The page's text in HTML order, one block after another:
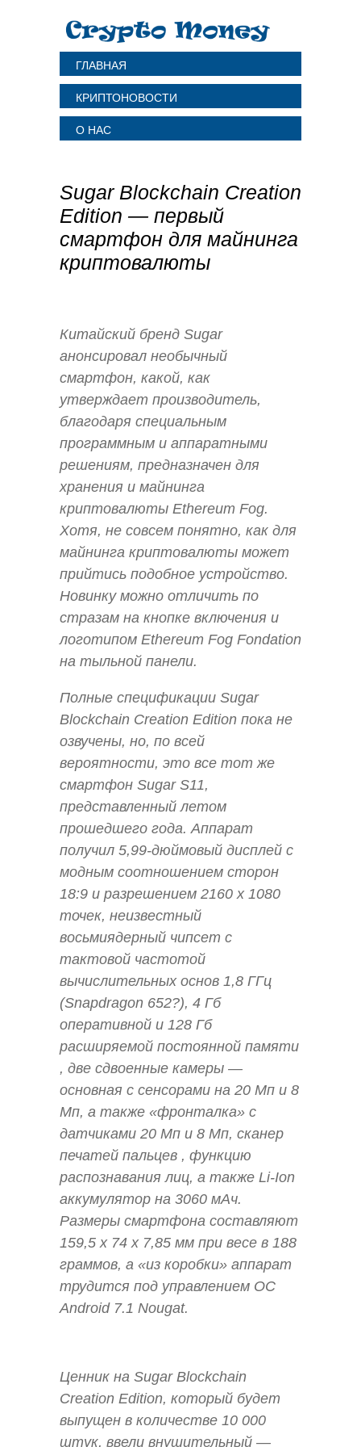
ГЛАВНАЯ
КРИПТОНОВОСТИ
О НАС
Sugar Blockchain Creation
Edition — первый
смартфон для майнинга
криптовалюты
Китайский бренд Sugar
анонсировал необычный
смартфон, какой, как
утверждает производитель,
благодаря специальным
программным и аппаратными
решениям, предназначен для
хранения и майнинга
криптовалюты Ethereum Fog.
Хотя, не совсем понятно, как для
майнинга криптовалюты может
прийтись подобное устройство.
Новинку можно отличить по
стразам на кнопке включения и
логотипом Ethereum Fog Fondation
на тыльной панели.
Полные спецификации Sugar
Blockchain Creation Edition пока не
озвучены, но, по всей
вероятности, это все тот же
смартфон Sugar S11,
представленный летом
прошедшего года. Аппарат
получил 5,99-дюймовый дисплей с
модным соотношением сторон
18:9 и разрешением 2160 х 1080
точек, неизвестный
восьмиядерный чипсет с
тактовой частотой
вычислительных основ 1,8 ГГц
(Snapdragon 652?), 4 Гб
оперативной и 128 Гб
расширяемой постоянной памяти
, две сдвоенные камеры —
основная с сенсорами на 20 Мп и 8
Мп, а также «фронталка» с
датчиками 20 Мп и 8 Мп, сканер
печатей пальцев , функцию
распознавания лиц, а также Li-Ion
аккумулятор на 3060 мАч.
Размеры смартфона составляют
159,5 x 74 x 7,85 мм при весе в 188
граммов, а «из коробки» аппарат
трудится под управлением ОС
Android 7.1 Nougat.
Ценник на Sugar Blockchain
Creation Edition, который будет
выпущен в количестве 10 000
штук, ввели внушительный —